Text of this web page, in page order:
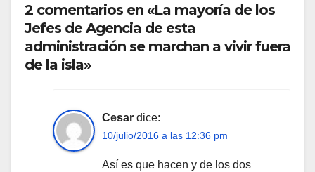
2 comentarios en «La mayoría de los
Jefes de Agencia de esta
administración se marchan a vivir fuera
de la isla»
Cesar dice:
10/julio/2016 a las 12:36 pm
Así es que hacen y de los dos